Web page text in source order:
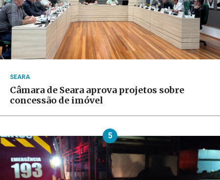
SEARA
Câmara de Seara aprova projetos sobre
concessão de imóvel
5